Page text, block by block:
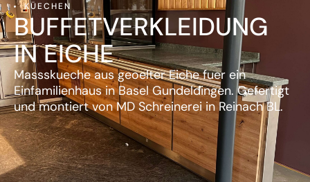
KÜECHEN
BUFFETVERKLEIDUNG
IN EICHE
Massskueche aus geoelter Eiche fuer ein
Einfamilienhaus in Basel Gundeldingen. Gefertigt
und montiert von MD Schreinerei in Reinach BL.